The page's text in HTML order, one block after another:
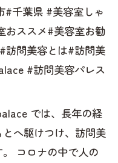
#千葉県 #美容室しゃ
おススメ#美容室お勧
訪問美容とは#訪問美
#訪問美容パレス
では、長年の経
へ駆けつけ、訪問美
コロナの中で人の